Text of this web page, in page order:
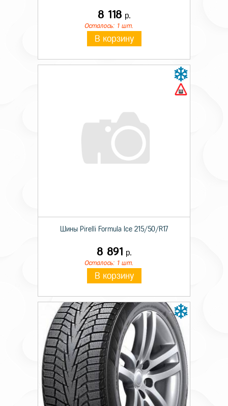
8 118 р.
Осталось: 1 шт.
В корзину
Шины Pirelli Formula Ice 215/50/R17
8 891 р.
Осталось: 1 шт.
В корзину